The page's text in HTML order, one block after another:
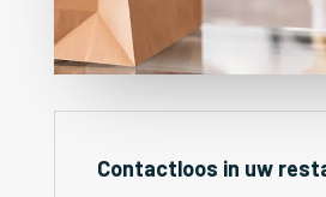
Contactloos in uw